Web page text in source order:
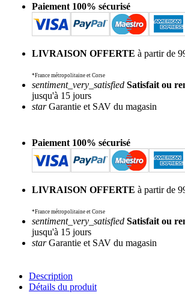
Paiement 100% sécurisé
LIVRAISON OFFERTE à partir de
*France métropolitaine et Corse
sentiment_very_satisfied Satisfait ou
jusqu'à 15 jours
starGarantie et SAV du magasin
Paiement 100% sécurisé
LIVRAISON OFFERTE à partir de
*France métropolitaine et Corse
sentiment_very_satisfied Satisfait ou
jusqu'à 15 jours
starGarantie et SAV du magasin
Description
Détails du produit